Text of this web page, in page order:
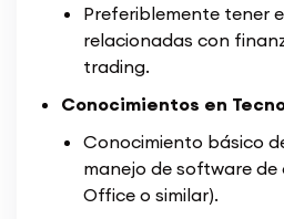
Preferiblemente tener
relacionadas con
trading.
Conocimientos en
Conocimiento básico
manejo de software
Office o similar).